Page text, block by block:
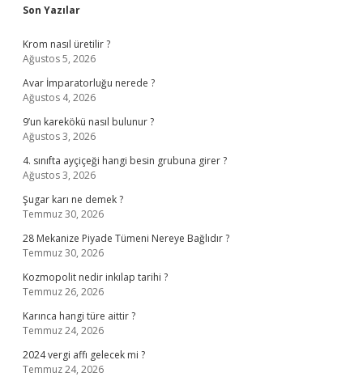
Sidebar
Son Yazılar
Krom nasıl üretilir ?
Ağustos 5, 2026
Avar İmparatorluğu nerede ?
Ağustos 4, 2026
9’un karekökü nasıl bulunur ?
Ağustos 3, 2026
4. sınıfta ayçiçeği hangi besin grubuna girer ?
Ağustos 3, 2026
Şugar karı ne demek ?
Temmuz 30, 2026
28 Mekanize Piyade Tümeni Nereye Bağlıdır ?
Temmuz 30, 2026
Kozmopolit nedir inkılap tarihi ?
Temmuz 26, 2026
Karınca hangi türe aittir ?
Temmuz 24, 2026
2024 vergi affı gelecek mi ?
Temmuz 24, 2026